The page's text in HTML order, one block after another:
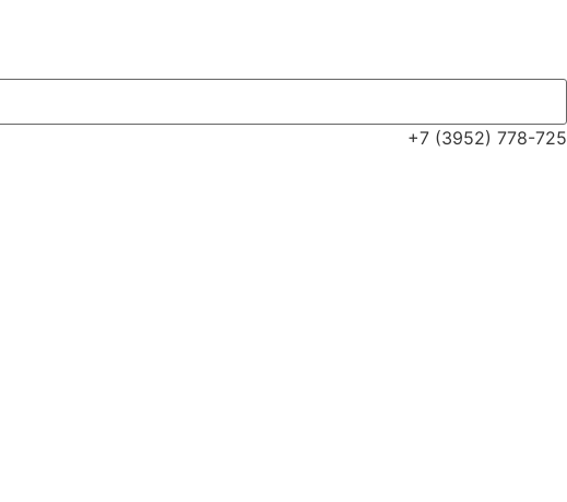
+7 (3952) 778-725